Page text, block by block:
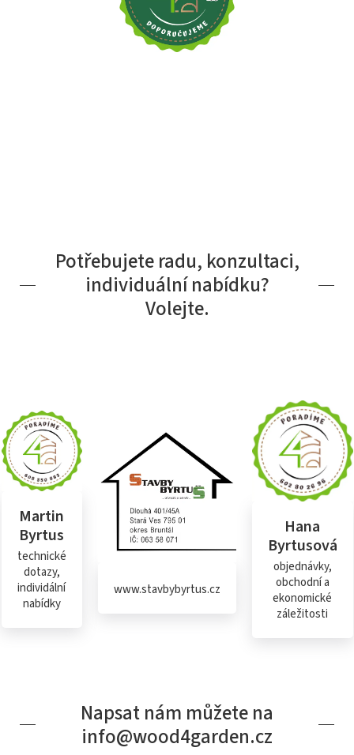
Potřebujete radu, konzultaci,
individuální nabídku?
Volejte.
Martin
Byrtus
technické
dotazy,
individální
nabídky
www.stavbybyrtus.cz
Hana
Byrtusová
objednávky,
obchodní a
ekonomické
záležitosti
Napsat nám můžete na
info@wood4garden.cz